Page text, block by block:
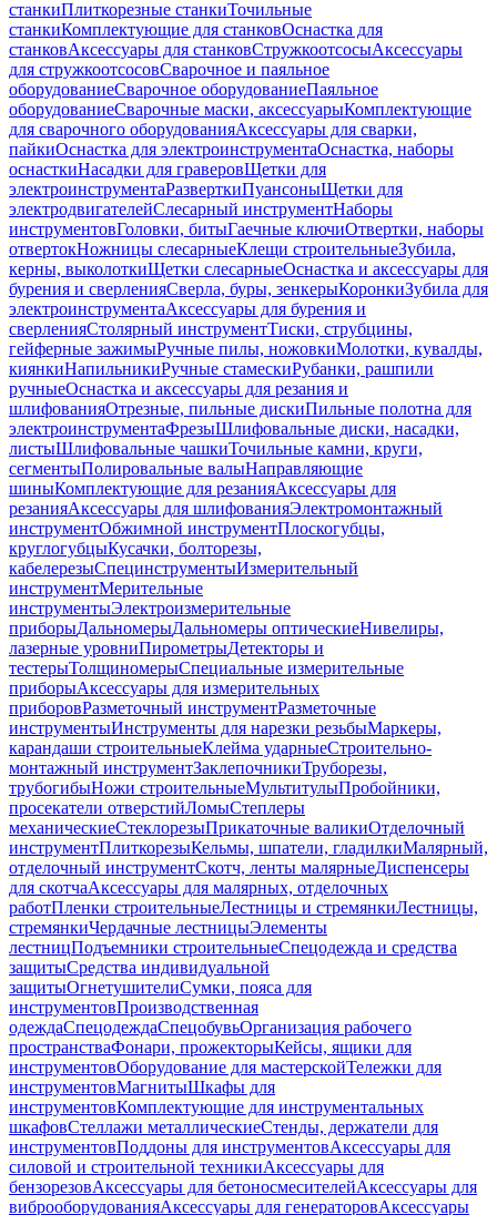
станкиПлиткорезные станкиТочильные
станкиКомплектующие для станковОснастка для
станковАксессуары для станковСтружкоотсосыАксессуары
для стружкоотсосовСварочное и паяльное
оборудованиеСварочное оборудованиеПаяльное
оборудованиеСварочные маски, аксессуарыКомплектующие
для сварочного оборудованияАксессуары для сварки,
пайкиОснастка для электроинструментаОснастка, наборы
оснасткиНасадки для граверовЩетки для
электроинструментаРазверткиПуансоныЩетки для
электродвигателейСлесарный инструментНаборы
инструментовГоловки, битыГаечные ключиОтвертки, наборы
отвертокНожницы слесарныеКлещи строительныеЗубила,
керны, выколоткиЩетки слесарныеОснастка и аксессуары для
бурения и сверленияСверла, буры, зенкерыКоронкиЗубила для
электроинструментаАксессуары для бурения и
сверленияСтолярный инструментТиски, струбцины,
гейферные зажимыРучные пилы, ножовкиМолотки, кувалды,
киянкиНапильникиРучные стамескиРубанки, рашпили
ручныеОснастка и аксессуары для резания и
шлифованияОтрезные, пильные дискиПильные полотна для
электроинструментаФрезыШлифовальные диски, насадки,
листыШлифовальные чашкиТочильные камни, круги,
сегментыПолировальные валыНаправляющие
шиныКомплектующие для резанияАксессуары для
резанияАксессуары для шлифованияЭлектромонтажный
инструментОбжимной инструментПлоскогубцы,
круглогубцыКусачки, болторезы,
кабелерезыСпецинструментыИзмерительный
инструментМерительные
инструментыЭлектроизмерительные
приборыДальномерыДальномеры оптическиеНивелиры,
лазерные уровниПирометрыДетекторы и
тестерыТолщиномерыСпециальные измерительные
приборыАксессуары для измерительных
приборовРазметочный инструментРазметочные
инструментыИнструменты для нарезки резьбыМаркеры,
карандаши строительныеКлейма ударныеСтроительно-
монтажный инструментЗаклепочникиТруборезы,
трубогибыНожи строительныеМультитулыПробойники,
просекатели отверстийЛомыСтеплеры
механическиеСтеклорезыПрикаточные валикиОтделочный
инструментПлиткорезыКельмы, шпатели, гладилкиМалярный,
отделочный инструментСкотч, ленты малярныеДиспенсеры
для скотчаАксессуары для малярных, отделочных
работПленки строительныеЛестницы и стремянкиЛестницы,
стремянкиЧердачные лестницыЭлементы
лестницПодъемники строительныеСпецодежда и средства
защитыСредства индивидуальной
защитыОгнетушителиСумки, пояса для
инструментовПроизводственная
одеждаСпецодеждаСпецобувьОрганизация рабочего
пространстваФонари, прожекторыКейсы, ящики для
инструментовОборудование для мастерскойТележки для
инструментовМагнитыШкафы для
инструментовКомплектующие для инструментальных
шкафовСтеллажи металлическиеСтенды, держатели для
инструментовПоддоны для инструментовАксессуары для
силовой и строительной техникиАксессуары для
бензорезовАксессуары для бетоносмесителейАксессуары для
виброоборудованияАксессуары для генераторовАксессуары